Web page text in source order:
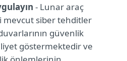
- Lunar araç
mevcut siber tehditler
güvenlik
göstermektedir ve